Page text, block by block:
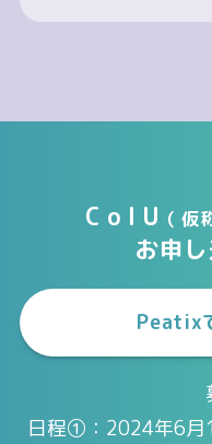
C o I U （ 仮
お申
Peatix
日程①：2024年6月